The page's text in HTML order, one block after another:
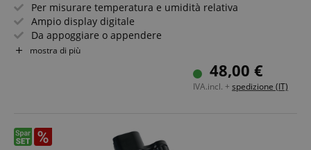
Per misurare temperatura e umidità relativa
Ampio display digitale
Da appoggiare o appendere
Visualizzazione Min/Max
Visualizzazione della temperatura in °C o °F
mostra di più
48,00 €
IVA.incl. + spedizione (IT)